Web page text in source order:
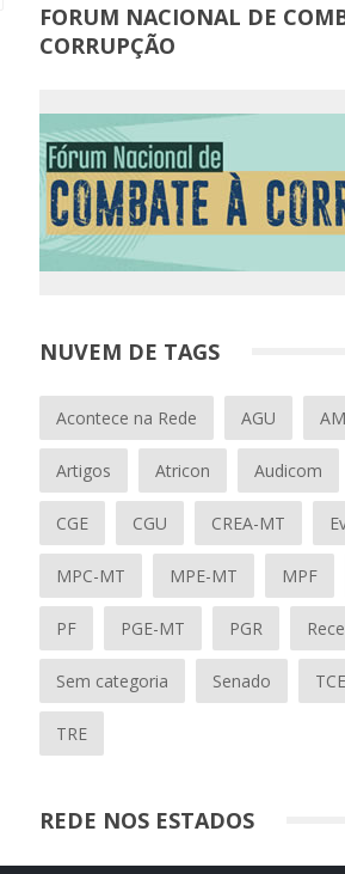
FORUM NACIONAL DE
CORRUPÇÃO
NUVEM DE TAGS
Acontece na Rede AGU
Artigos Atricon Audicom
CGE CGU CREA-MT
MPC-MT MPE-MT MPF
PF PGE-MT PGR
Sem categoria Senado
TRE
REDE NOS ESTADOS